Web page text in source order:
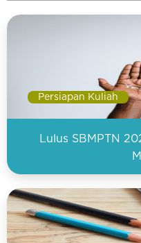
Persiapan Kuliah
Lulus SBMPTN